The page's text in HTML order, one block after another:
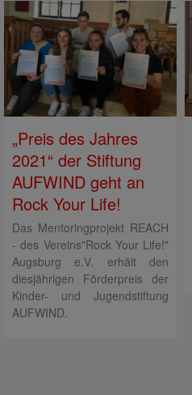
„Preis des Jahres
2021“ der Stiftung
AUFWIND geht an
Rock Your Life!
Das Mentoringprojekt REACH
- des Vereins"Rock Your Life!"
Augsburg e.V. erhält den
diesjährigen Förderpreis der
Kinder- und Jugendstiftung
AUFWIND.